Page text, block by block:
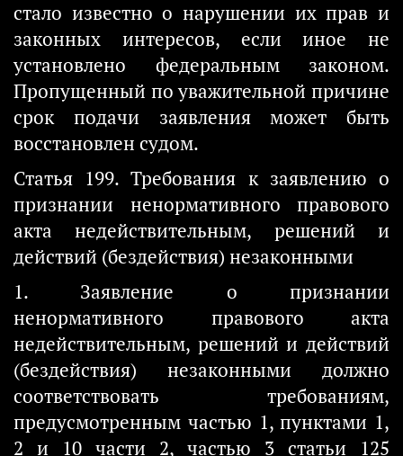
стало известно о нарушении их прав и
законных интересов, если иное не
установлено федеральным законом.
Пропущенный по уважительной причине
срок подачи заявления может быть
восстановлен судом.
Статья 199. Требования к заявлению о
признании ненормативного правового
акта недействительным, решений и
действий (бездействия) незаконными
1. Заявление о признании
ненормативного правового акта
недействительным, решений и действий
(бездействия) незаконными должно
соответствовать требованиям,
предусмотренным частью 1, пунктами 1,
2 и 10 части 2, частью 3 статьи 125